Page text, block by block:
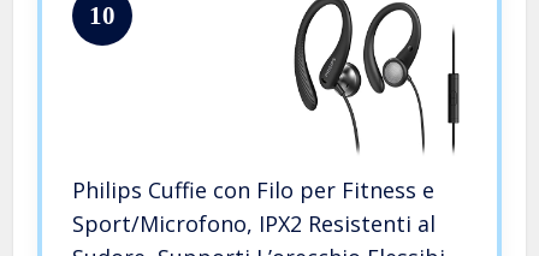
10
Philips Cuffie con Filo per Fitness e
Sport/Microfono, IPX2 Resistenti al